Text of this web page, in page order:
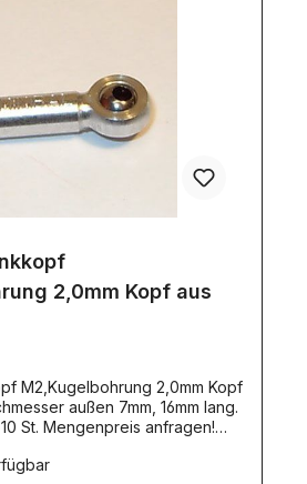
2,0mm Kopf aus
M2,Kugelbohrung 2,0mm Kopf
außen 7mm, 16mm lang.
St. Mengenpreis anfragen!